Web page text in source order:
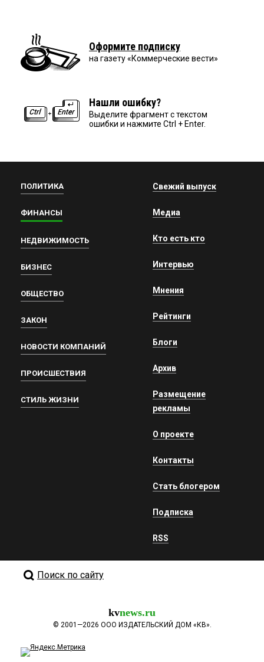
Оформите подписку
на газету «Коммерческие вести»
Нашли ошибку?
Выделите фрагмент с текстом
ошибки и нажмите Ctrl + Enter.
ПОЛИТИКА
ФИНАНСЫ
НЕДВИЖИМОСТЬ
БИЗНЕС
ОБЩЕСТВО
ЗАКОН
НОВОСТИ КОМПАНИЙ
ПРОИСШЕСТВИЯ
СТИЛЬ ЖИЗНИ
Свежий выпуск
Медиа
Кто есть кто
Интервью
Мнения
Рейтинги
Блоги
Архив
Размещение
рекламы
О проекте
Контакты
Стать блогером
Подписка
RSS
Поиск по сайту
kvnews.ru
© 2001—2026 ООО ИЗДАТЕЛЬСКИЙ ДОМ «КВ».